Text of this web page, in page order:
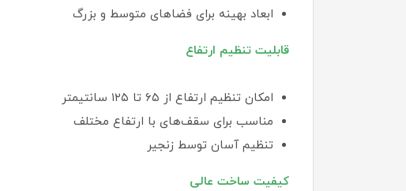
ابعاد بهینه برای فضاهای متوسط و بزرگ
قابلیت تنظیم ارتفاع
امکان تنظیم ارتفاع از ۶۵ تا ۱۲۵ سانتیمتر
مناسب برای سقف‌های با ارتفاع مختلف
تنظیم آسان توسط زنجیر
کیفیت ساخت عالی